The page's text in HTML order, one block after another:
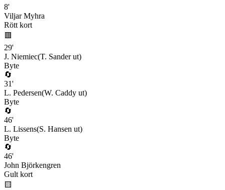
8'
Viljar Myhra
Rött kort
🟥
29'
J. Niemiec(T. Sanderut)
Byte
🔄
31'
L. Pedersen(W. Caddy ut)
Byte
🔄
46'
L. Lissens(S. Hansen ut)
Byte
🔄
46'
John Björkengren
Gult kort
🟨